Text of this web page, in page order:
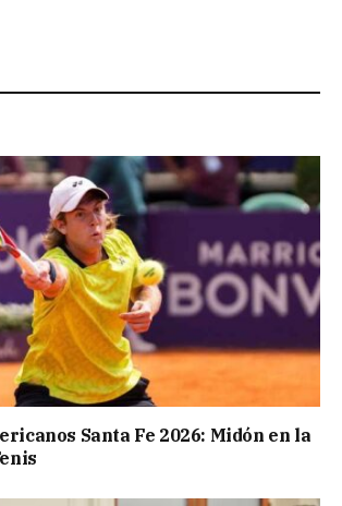
Santa Fe 2026: Midón en la